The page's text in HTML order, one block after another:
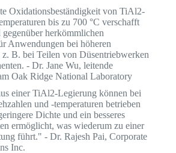
Oxidationsbeständigkeit von TiAl2-
bis zu 700 °C verschafft
herkömmlichen
Anwendungen bei höheren
z. B. bei Teilen von Düsentriebwerken
- Dr. Jane Wu, leitende
Oak Ridge National Laboratory
einer TiAl2-Legierung können bei
und -temperaturen betrieben
Dichte und ein besseres
ermöglicht, was wiederum zu einer
führt." - Dr. Rajesh Pai, Corporate
Inc.